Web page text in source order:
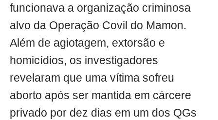
funcionava a organização criminosa
alvo da Operação Covil do Mamon.
Além de agiotagem, extorsão e
homicídios, os investigadores
revelaram que uma vítima sofreu
aborto após ser mantida em cárcere
privado por dez dias em um dos QGs